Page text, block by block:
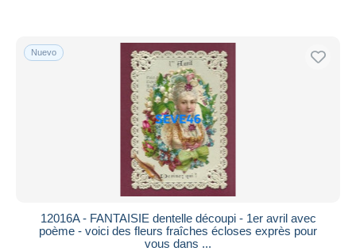
Nuevo
12016A - FANTAISIE dentelle découpi - 1er avril avec
poème - voici des fleurs fraîches écloses exprès pour
vous dans ...